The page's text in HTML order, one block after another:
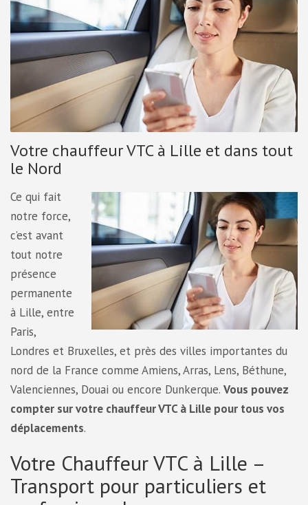
Votre chauffeur VTC à Lille et dans tout
le Nord
Ce qui fait
notre force,
c’est avant
tout notre
présence
permanente
à Lille, entre
Paris,
Londres et Bruxelles, et près des villes importantes du
nord de la France comme Amiens, Arras, Lens, Béthune,
Valenciennes, Douai ou encore Dunkerque. Vous pouvez
compter sur votre chauffeur VTC à Lille pour tous vos
déplacements.
Votre Chauffeur VTC à Lille –
Transport pour particuliers et